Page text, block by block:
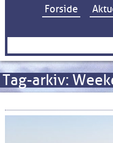
Forside
Søg
Tag-arkiv: